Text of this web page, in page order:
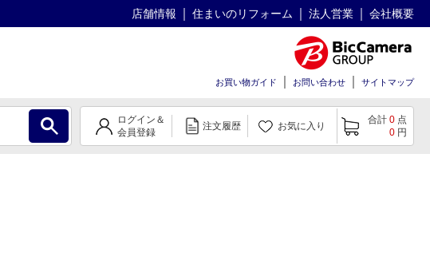
店舗情報 住まいのリフォーム 法人営業 会社概要
お買い物ガイド お問い合わせ サイトマップ
ログイン＆
会員登録
注文履歴 お気に入り
合計 0 点
0 円